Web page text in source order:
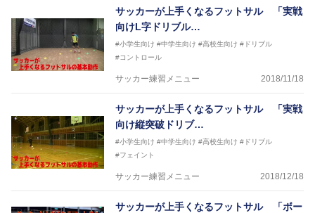
サッカーが上手くなるフットサル 「実戦
向けL字ドリブル…
#小学生向け #中学生向け #高校生向け #ドリブル
#コントロール
サッカー練習メニュー 2018/11/18
サッカーが上手くなるフットサル 「実戦
向け縦突破ドリブ…
#小学生向け #中学生向け #高校生向け #ドリブル
#フェイント
サッカー練習メニュー 2018/12/18
サッカーが上手くなるフットサル 「ボー